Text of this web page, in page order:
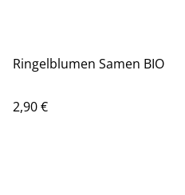
Ringelblumen Samen BIO
2,90 €